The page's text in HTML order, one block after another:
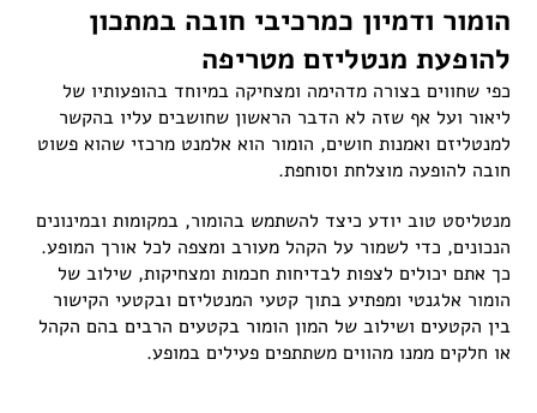
הומור ודמיון כמרכיבי חובה במתכון
להופעת מנטליזם מטריפה
כפי שחווים בצורה מדהימה ומצחיקה במיוחד בהופעותיו של
ליאור ועל אף שזה לא הדבר הראשון שחושבים עליו בהקשר
למנטליזם ואמנות חושים, הומור הוא אלמנט מרכזי שהוא פשוט
חובה להופעה מוצלחת וסוחפת.
מנטליסט טוב יודע כיצד להשתמש בהומור, במקומות ובמינונים
הנכונים, כדי לשמור על הקהל מעורב ומצפה לכל אורך המופע.
כך אתם יכולים לצפות לבדיחות חכמות ומצחיקות, שילוב של
הומור אלגנטי ומפתיע בתוך קטעי המנטליזם ובקטעי הקישור
בין הקטעים ושילוב של המון הומור בקטעים הרבים בהם הקהל
או חלקים ממנו מהווים משתתפים פעילים במופע.